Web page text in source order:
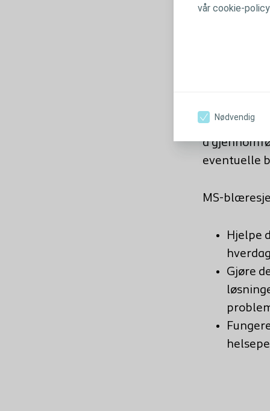
vår cookie-
Nødvendig
påvirke
å
eventuelle
MS-
Hjelpe
Gjøre